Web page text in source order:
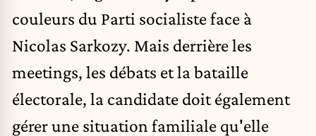
couleurs du Parti socialiste face à
Nicolas Sarkozy. Mais derrière les
meetings, les débats et la bataille
électorale, la candidate doit également
gérer une situation familiale qu'elle